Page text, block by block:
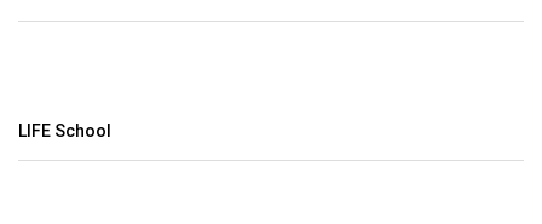
LIFE School